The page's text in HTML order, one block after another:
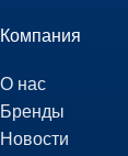
Компания
О нас
Бренды
Новости